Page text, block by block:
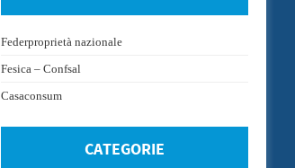
Federproprietà nazionale
Fesica – Confsal
Casaconsum
CATEGORIE